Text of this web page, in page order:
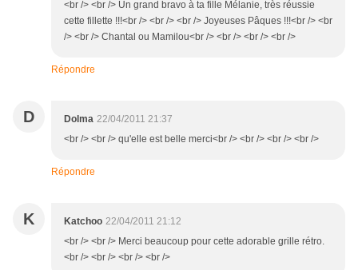
<br /> <br /> Un grand bravo à ta fille Mélanie, très réussie
cette fillette !!!<br /> <br /> <br /> Joyeuses Pâques !!!<br /> <br
/> <br /> Chantal ou Mamilou<br /> <br /> <br /> <br />
Répondre
D Dolma 22/04/2011 21:37
<br /> <br /> qu'elle est belle merci<br /> <br /> <br /> <br />
Répondre
K Katchoo 22/04/2011 21:12
<br /> <br /> Merci beaucoup pour cette adorable grille rétro.
<br /> <br /> <br /> <br />